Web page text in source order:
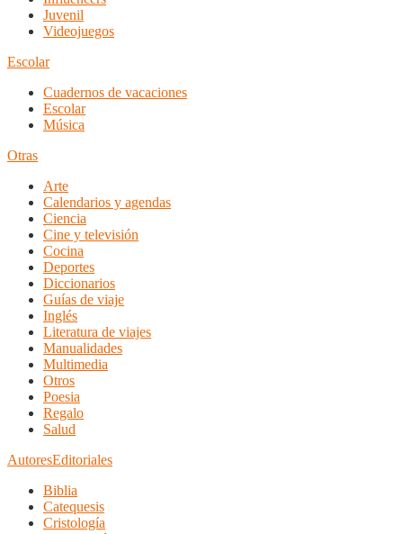
Juvenil
Videojuegos
Escolar
Cuadernos de vacaciones
Escolar
Música
Otras
Arte
Calendarios y agendas
Ciencia
Cine y televisión
Cocina
Deportes
Diccionarios
Guías de viaje
Inglés
Literatura de viajes
Manualidades
Multimedia
Otros
Poesia
Regalo
Salud
AutoresEditoriales
Biblia
Catequesis
Cristología